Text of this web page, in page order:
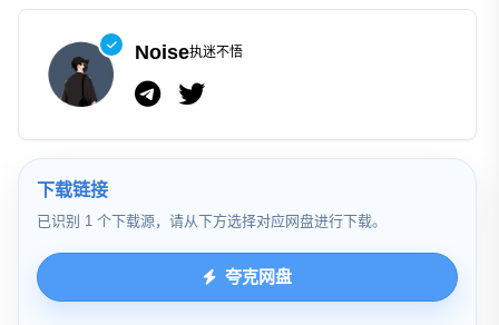
Noise执迷不悟
下载链接
已识别 1 个下载源，请从下方选择对应网盘进行下载。
夸克网盘